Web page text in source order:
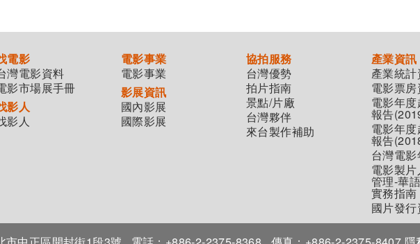
電影
灣電影資料
影市場展手冊
影人
影人
電影事業
電影事業
影展資訊
國內影展
國際影展
協拍服務
台灣優勢
拍片指南
景點/片廠
台灣夥伴
來台製作補助
產業資訊
產業統
電影票
電影年
報告
電影年
報告
台灣電
電影製
管理-華
實務指南
國片發